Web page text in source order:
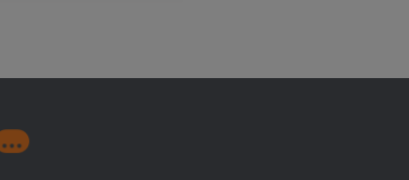
lopa, hiška, uta -